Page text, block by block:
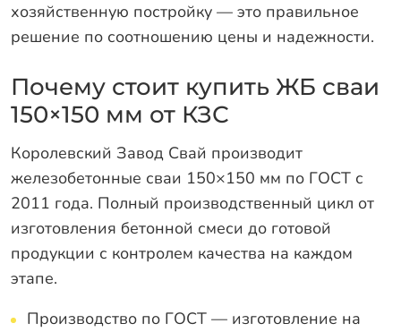
хозяйственную постройку — это правильное
решение по соотношению цены и надежности.
Почему стоит купить ЖБ сваи
150×150 мм от КЗС
Королевский Завод Свай производит
железобетонные сваи 150×150 мм по ГОСТ с
2011 года. Полный производственный цикл от
изготовления бетонной смеси до готовой
продукции с контролем качества на каждом
этапе.
Производство по ГОСТ — изготовление на